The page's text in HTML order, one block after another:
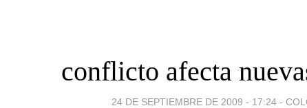
conflicto afecta
24 DE SEPTIEMBRE DE 2009 - 17:24 -